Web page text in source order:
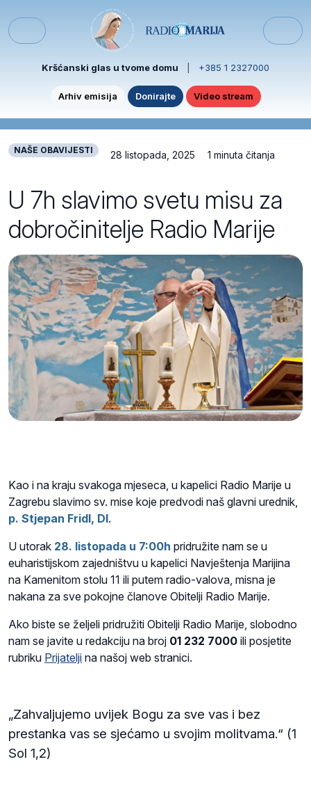
Menu
Kršćanski glas u tvome domu +385 1 2327000
Arhiv emisija Donirajte Video stream
NAŠE OBAVIJESTI 28 listopada, 2025 1 minuta čitanja
U 7h slavimo svetu misu za
dobročinitelje Radio Marije
Kao i na kraju svakoga mjeseca, u kapelici Radio Marije u
Zagrebu slavimo sv. mise koje predvodi naš glavni urednik,
p. Stjepan Fridl, DI.
U utorak 28. listopada u 7:00h pridružite nam se u
euharistijskom zajedništvu u kapelici Navještenja Marijina
na Kamenitom stolu 11 ili putem radio-valova, misna je
nakana za sve pokojne članove Obitelji Radio Marije.
Ako biste se željeli pridružiti Obitelji Radio Marije, slobodno
nam se javite u redakciju na broj 01 232 7000 ili posjetite
rubriku Prijatelji na našoj web stranici.
„Zahvaljujemo uvijek Bogu za sve vas i bez
prestanka vas se sjećamo u svojim molitvama.“ (1
Sol 1,2)